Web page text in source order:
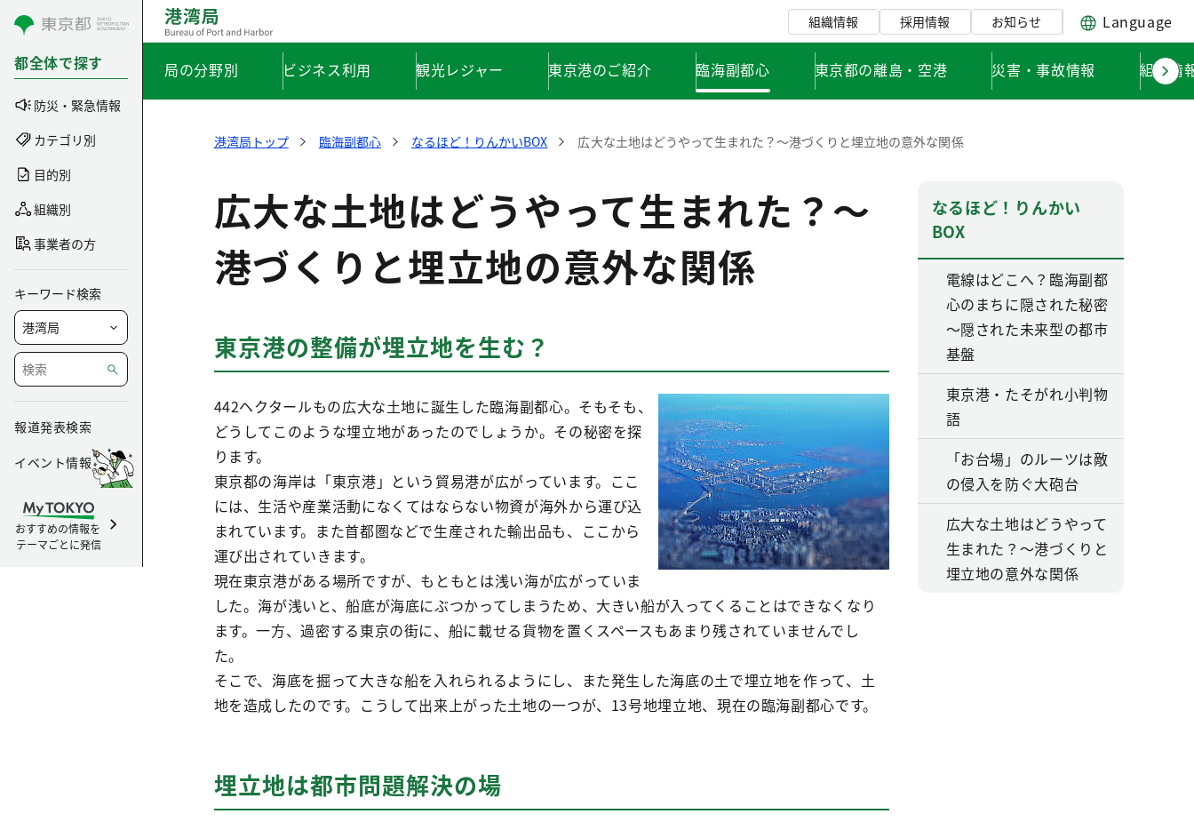
コンテンツにスキップ
都全体で探す
防災・緊急情報
カテゴリ別
目的別
組織別
事業者の方
キーワード検索
報道発表検索
イベント情報
おすすめの情報を
テーマごとに発信
組織情報 採用情報 お知らせ Language
局の分野別 ビジネス利用 観光レジャー 東京港のご紹介 臨海副都心 東京都の離島・空港 災害・事故情報 組織情
港湾局トップ 臨海副都心 なるほど！りんかいBOX 広大な土地はどうやって生まれた？～港づくりと埋立地の意外な関係
広大な土地はどうやって生まれた？～
港づくりと埋立地の意外な関係
東京港の整備が埋立地を生む？
442ヘクタールもの広大な土地に誕生した臨海副都心。そもそも、
どうしてこのような埋立地があったのでしょうか。その秘密を探
ります。
東京都の海岸は「東京港」という貿易港が広がっています。ここ
には、生活や産業活動になくてはならない物資が海外から運び込
まれています。また首都圏などで生産された輸出品も、ここから
運び出されていきます。
現在東京港がある場所ですが、もともとは浅い海が広がっていま
した。海が浅いと、船底が海底にぶつかってしまうため、大きい船が入ってくることはできなくなり
ます。一方、過密する東京の街に、船に載せる貨物を置くスペースもあまり残されていませんでし
た。
そこで、海底を掘って大きな船を入れられるようにし、また発生した海底の土で埋立地を作って、土
地を造成したのです。こうして出来上がった土地の一つが、13号地埋立地、現在の臨海副都心です。
埋立地は都市問題解決の場
なるほど！りんかい
BOX
電線はどこへ？臨海副都
心のまちに隠された秘密
～隠された未来型の都市
基盤
東京港・たそがれ小判物
語
「お台場」のルーツは敵
の侵入を防ぐ大砲台
広大な土地はどうやって
生まれた？～港づくりと
埋立地の意外な関係